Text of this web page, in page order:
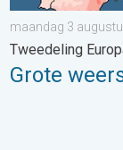
maandag 3
Tweedeling
Grote